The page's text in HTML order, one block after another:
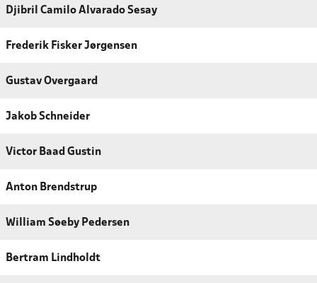
Djibril Camilo Alvarado Sesay
Frederik Fisker Jørgensen
Gustav Overgaard
Jakob Schneider
Victor Baad Gustin
Anton Brendstrup
William Søeby Pedersen
Bertram Lindholdt